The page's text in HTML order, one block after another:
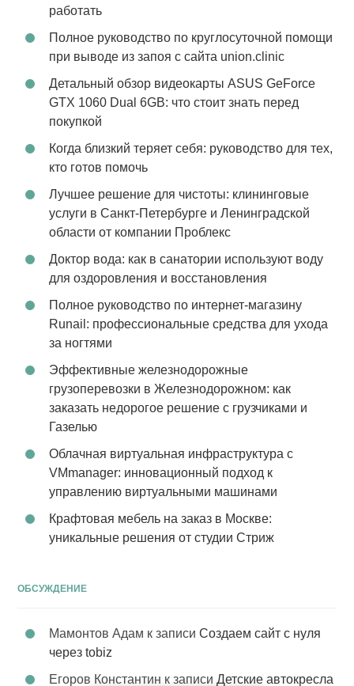
работать
Полное руководство по круглосуточной помощи
при выводе из запоя с сайта union.clinic
Детальный обзор видеокарты ASUS GeForce
GTX 1060 Dual 6GB: что стоит знать перед
покупкой
Когда близкий теряет себя: руководство для тех,
кто готов помочь
Лучшее решение для чистоты: клининговые
услуги в Санкт-Петербурге и Ленинградской
области от компании Проблекс
Доктор вода: как в санатории используют воду
для оздоровления и восстановления
Полное руководство по интернет-магазину
Runail: профессиональные средства для ухода
за ногтями
Эффективные железнодорожные
грузоперевозки в Железнодорожном: как
заказать недорогое решение с грузчиками и
Газелью
Облачная виртуальная инфраструктура с
VMmanager: инновационный подход к
управлению виртуальными машинами
Крафтовая мебель на заказ в Москве:
уникальные решения от студии Стриж
ОБСУЖДЕНИЕ
Мамонтов Адам к записиСоздаем сайт с нуля
через tobiz
Егоров Константин к записиДетские автокресла